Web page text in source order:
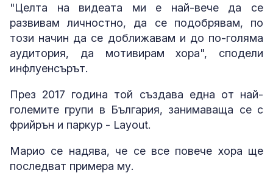
"Целта на видеата ми е най-вече да се
развивам личностно, да се подобрявам, по
този начин да се доближавам и до по-голяма
аудитория, да мотивирам хора", сподели
инфлуенсърът.
През 2017 година той създава една от най-
големите групи в България, занимаваща се с
фрийрън и паркур - Layout.
Марио се надява, че се все повече хора ще
последват примера му.